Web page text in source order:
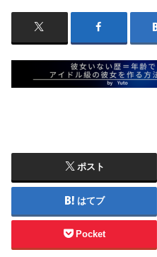
ポスト
はてブ
Pocket